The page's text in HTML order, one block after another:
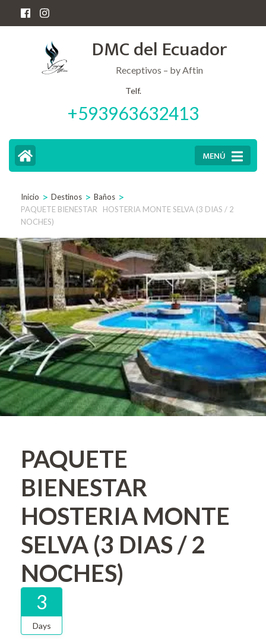
Saltar
al
contenido
(presiona
DMC del Ecuador
Receptivos – by Aftin
Telf.
+593963632413
MENÚ
Inicio > Destinos > Baños >
PAQUETE BIENESTAR HOSTERIA MONTE SELVA (3 DIAS / 2
NOCHES)
PAQUETE
BIENESTAR
HOSTERIA MONTE
SELVA (3 DIAS / 2
NOCHES)
3
Days